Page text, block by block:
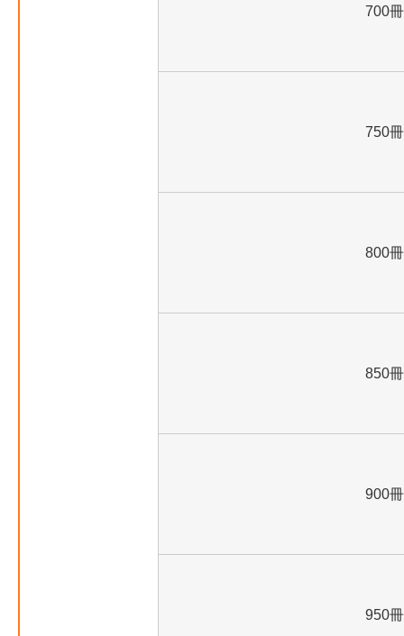
700冊
750冊
800冊
850冊
900冊
950冊